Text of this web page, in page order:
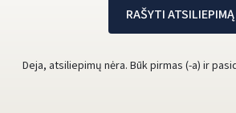
RAŠYTI ATSILIEPIMĄ
Deja, atsiliepimų nėra. Būk pirmas (-a) ir
Rašyti atsiliepimą